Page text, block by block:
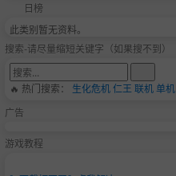
日榜
此类别暂无资料。
搜索-请尽量缩短关键字（如果搜不到）
🔥 热门搜索： 生化危机仁王 联机单机
广告
游戏教程